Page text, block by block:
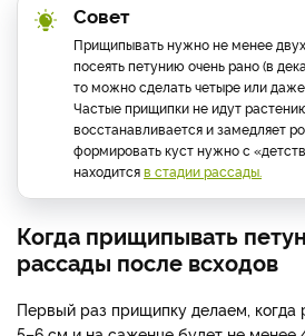
Совет
Прищипывать нужно не менее
посеять петунию очень рано (в
то можно сделать четыре или даже
Частые прищипки не идут
восстанавливается и замедляет
формировать куст нужно с
находитсяв стадии рассады.
Когда прищипывать
рассады после всходов
Первый раз прищипку делаем, когда